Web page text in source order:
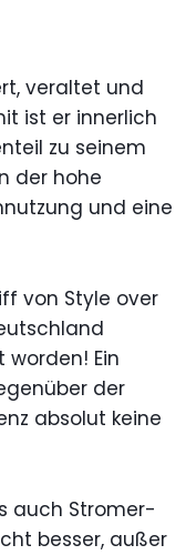
veraltet und
ist er innerlich
zu seinem
der hohe
und eine
von Style over
worden! Ein
der
absolut keine
auch Stromer-
besser, außer